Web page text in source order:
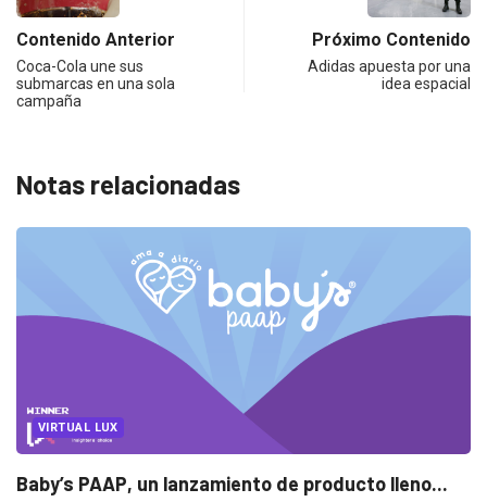
Contenido Anterior
Coca-Cola une sus
submarcas en una sola
campaña
Próximo Contenido
Adidas apuesta por una
idea espacial
Notas relacionadas
EVENTOS LUX AWARDS